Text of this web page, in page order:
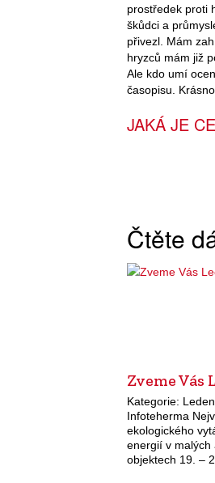
prostředek proti
škůdci a
přivezl. Mám
hryzců mám již
Ale kdo umí
časopisu.
JAKÁ JE
Čtěte
Zveme Vás
Kategorie:
Infoteherma
ekologického
energií v malých
objektech 19. –